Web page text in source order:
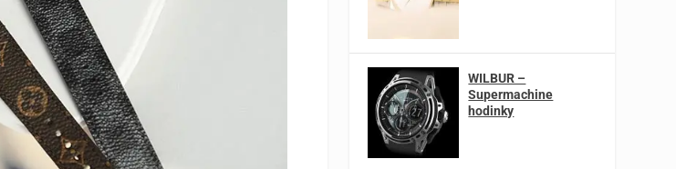
WILBUR –
Supermachine
hodinky